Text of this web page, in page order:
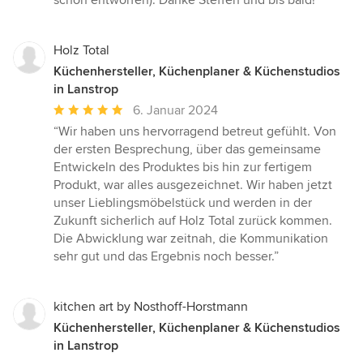
Holz Total
Küchenhersteller, Küchenplaner & Küchenstudios
in Lanstrop
Durchschnittliche
Bewertung:
5
von
5
Sternen
6. Januar 2024
“Wir haben uns hervorragend betreut gefühlt. Von
der ersten Besprechung, über das gemeinsame
Entwickeln des Produktes bis hin zur fertigem
Produkt, war alles ausgezeichnet. Wir haben jetzt
unser Lieblingsmöbelstück und werden in der
Zukunft sicherlich auf Holz Total zurück kommen.
Die Abwicklung war zeitnah, die Kommunikation
sehr gut und das Ergebnis noch besser.”
kitchen art by Nosthoff-Horstmann
Küchenhersteller, Küchenplaner & Küchenstudios
in Lanstrop